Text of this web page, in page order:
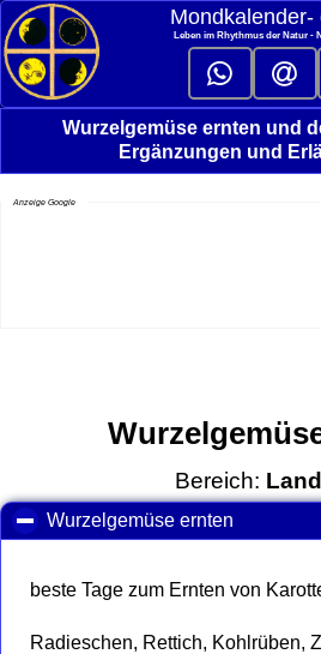
Leben im Rhythmus der Natur -
Wurzelgemüse ernten und
Ergänzungen und
Anzeige Google
Bereich:
Wurzelgemüse ernten
beste Tage zum Ernten von
Radieschen, Rettich, Kohlrüben,